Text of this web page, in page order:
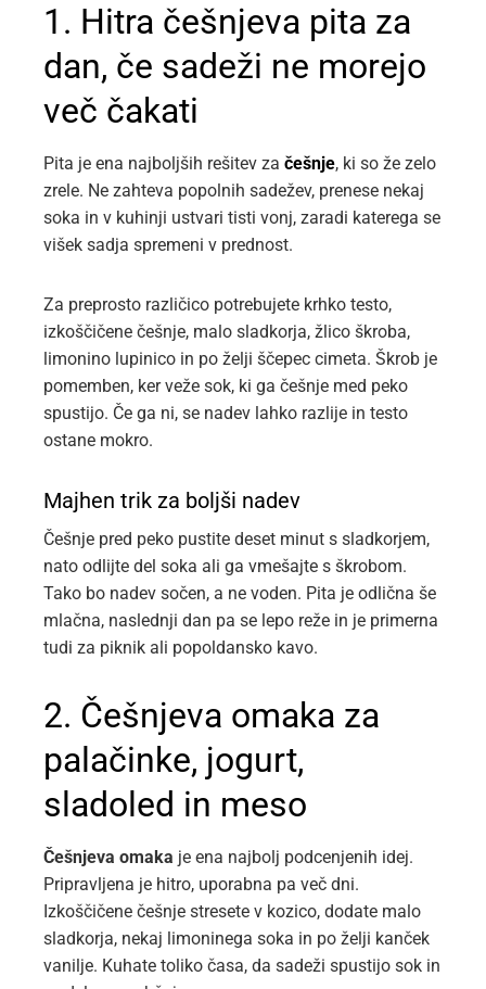
1. Hitra češnjeva pita za
dan, če sadeži ne morejo
več čakati
Pita je ena najboljših rešitev za češnje, ki so že zelo
zrele. Ne zahteva popolnih sadežev, prenese nekaj
soka in v kuhinji ustvari tisti vonj, zaradi katerega se
višek sadja spremeni v prednost.
Za preprosto različico potrebujete krhko testo,
izkoščičene češnje, malo sladkorja, žlico škroba,
limonino lupinico in po želji ščepec cimeta. Škrob je
pomemben, ker veže sok, ki ga češnje med peko
spustijo. Če ga ni, se nadev lahko razlije in testo
ostane mokro.
Majhen trik za boljši nadev
Češnje pred peko pustite deset minut s sladkorjem,
nato odlijte del soka ali ga vmešajte s škrobom.
Tako bo nadev sočen, a ne voden. Pita je odlična še
mlačna, naslednji dan pa se lepo reže in je primerna
tudi za piknik ali popoldansko kavo.
2. Češnjeva omaka za
palačinke, jogurt,
sladoled in meso
Češnjeva omaka je ena najbolj podcenjenih idej.
Pripravljena je hitro, uporabna pa več dni.
Izkoščičene češnje stresete v kozico, dodate malo
sladkorja, nekaj limoninega soka in po želji kanček
vanilje. Kuhate toliko časa, da sadeži spustijo sok in